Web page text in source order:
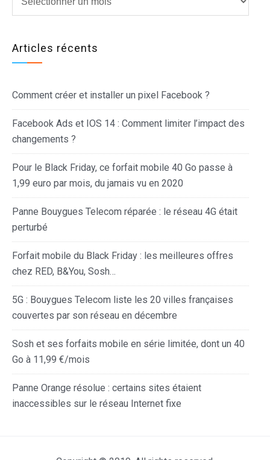
Articles récents
Comment créer et installer un pixel Facebook ?
Facebook Ads et IOS 14 : Comment limiter l’impact des
changements ?
Pour le Black Friday, ce forfait mobile 40 Go passe à
1,99 euro par mois, du jamais vu en 2020
Panne Bouygues Telecom réparée : le réseau 4G était
perturbé
Forfait mobile du Black Friday : les meilleures offres
chez RED, B&You, Sosh…
5G : Bouygues Telecom liste les 20 villes françaises
couvertes par son réseau en décembre
Sosh et ses forfaits mobile en série limitée, dont un 40
Go à 11,99 €/mois
Panne Orange résolue : certains sites étaient
inaccessibles sur le réseau Internet fixe